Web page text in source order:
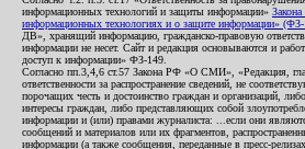
информационных технологий и защиты информации»
информационных технологиях и о защите информации»
ДВ», хранящий информацию, гражданско-правовую
информации не несет. Сайт и редакция основываются и
доступ к информации» ФЗ-149.
Согласно пп.3,4,6 ст.57 Закона РФ «О СМИ», «Редакция,
ответственности за распространение сведений, не
порочащих честь и достоинство граждан и организаций,
интересы граждан, либо представляющих собой
информации и (или) правами журналиста: ...если они
сообщений и материалов или их фрагментов,
информации (а также сообщения, переданные в пресс-